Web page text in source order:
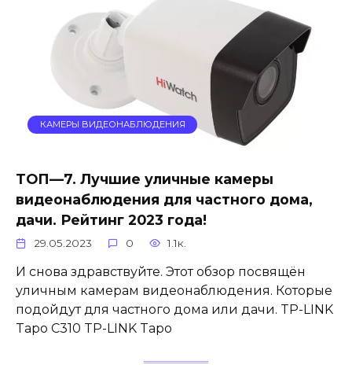
КАМЕРЫ ВИДЕОНАБЛЮДЕНИЯ
ТОП—7. Лучшие уличные камеры
видеонаблюдения для частного дома,
дачи. Рейтинг 2023 года!
29.05.2023 0 1.1к.
И снова здравствуйте. Этот обзор посвящён
уличным камерам видеонаблюдения. Которые
подойдут для частного дома или дачи. TP-LINK
Tapo C310 TP-LINK Tapo